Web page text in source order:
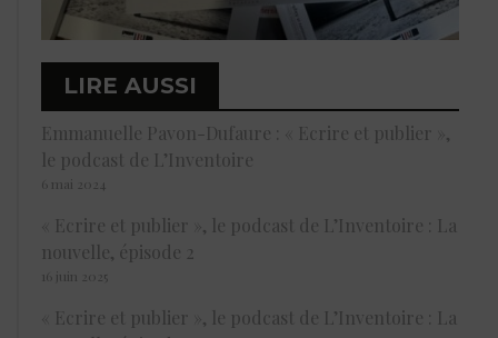
LIRE AUSSI
Emmanuelle Pavon-Dufaure : « Ecrire et publier »,
le podcast de L’Inventoire
6 mai 2024
« Ecrire et publier », le podcast de L’Inventoire : La
nouvelle, épisode 2
16 juin 2025
« Ecrire et publier », le podcast de L’Inventoire : La